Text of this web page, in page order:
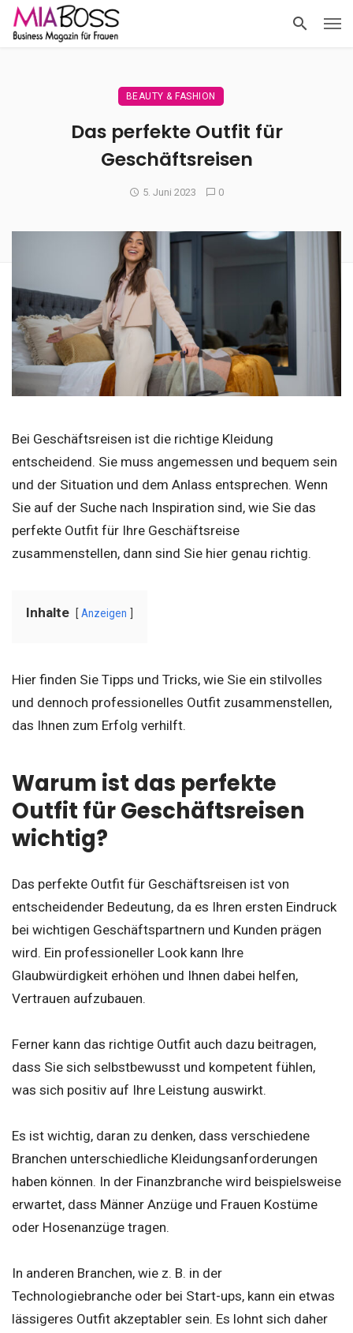
BEAUTY & FASHION
Das perfekte Outfit für
Geschäftsreisen
5. Juni 2023 0
Bei Geschäftsreisen ist die richtige Kleidung
entscheidend. Sie muss angemessen und bequem sein
und der Situation und dem Anlass entsprechen. Wenn
Sie auf der Suche nach Inspiration sind, wie Sie das
perfekte Outfit für Ihre Geschäftsreise
zusammenstellen, dann sind Sie hier genau richtig.
Inhalte Anzeigen
Hier finden Sie Tipps und Tricks, wie Sie ein stilvolles
und dennoch professionelles Outfit zusammenstellen,
das Ihnen zum Erfolg verhilft.
Warum ist das perfekte
Outfit für Geschäftsreisen
wichtig?
Das perfekte Outfit für Geschäftsreisen ist von
entscheidender Bedeutung, da es Ihren ersten Eindruck
bei wichtigen Geschäftspartnern und Kunden prägen
wird. Ein professioneller Look kann Ihre
Glaubwürdigkeit erhöhen und Ihnen dabei helfen,
Vertrauen aufzubauen.
Ferner kann das richtige Outfit auch dazu beitragen,
dass Sie sich selbstbewusst und kompetent fühlen,
was sich positiv auf Ihre Leistung auswirkt.
Es ist wichtig, daran zu denken, dass verschiedene
Branchen unterschiedliche Kleidungsanforderungen
haben können. In der Finanzbranche wird beispielsweise
erwartet, dass Männer Anzüge und Frauen Kostüme
oder Hosenanzüge tragen.
In anderen Branchen, wie z. B. in der
Technologiebranche oder bei Start-ups, kann ein etwas
lässigeres Outfit akzeptabler sein. Es lohnt sich daher